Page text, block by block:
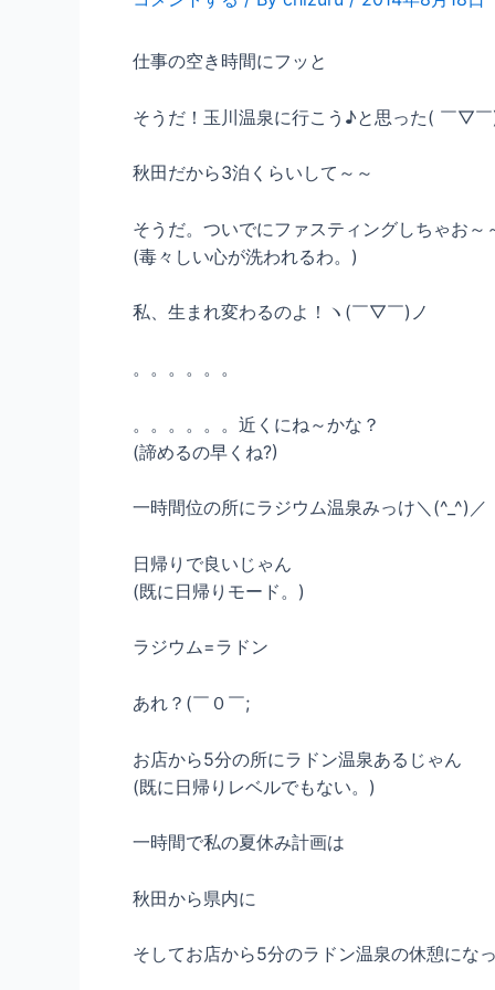
仕事の空き時間にフッと
そうだ！玉川温泉に行こう♪と思った( ￣▽
秋田だから3泊くらいして～～
そうだ。ついでにファスティングしちゃお～
(毒々しい心が洗われるわ。)
私、生まれ変わるのよ！ヽ(￣▽￣)ノ
。。。。。。
。。。。。。近くにね～かな？
(諦めるの早くね?)
一時間位の所にラジウム温泉みっけ＼(^_^)／
日帰りで良いじゃん
(既に日帰りモード。)
ラジウム=ラドン
あれ？(￣０￣;
お店から5分の所にラドン温泉あるじゃん
(既に日帰りレベルでもない。)
一時間で私の夏休み計画は
秋田から県内に
そしてお店から5分のラドン温泉の休憩にな